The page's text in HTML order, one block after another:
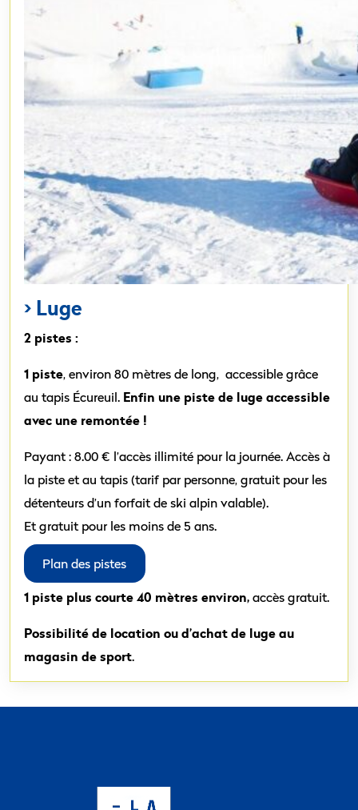
> Luge
2 pistes :
1 piste, environ 80 mètres de long, accessible grâce
au tapis Écureuil. Enfin une piste de luge accessible
avec une remontée !
Payant : 8.00 € l’accès illimité pour la journée. Accès à
la piste et au tapis (tarif par personne, gratuit pour les
détenteurs d’un forfait de ski alpin valable).
Et gratuit pour les moins de 5 ans.
Plan des pistes
1 piste plus courte40 mètres environ,accès gratuit.
Possibilité de location ou d’achat de luge au
magasin de sport.